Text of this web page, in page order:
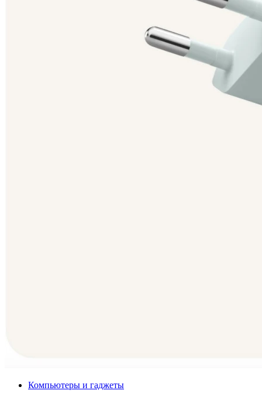
Компьютеры и гаджеты